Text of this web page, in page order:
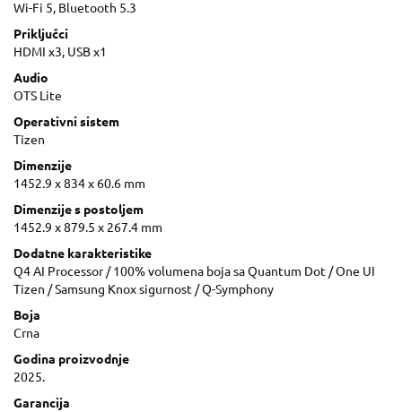
Wi-Fi 5, Bluetooth 5.3
Priključci
HDMI x3, USB x1
Audio
OTS Lite
Operativni sistem
Tizen
Dimenzije
1452.9 x 834 x 60.6 mm
Dimenzije s postoljem
1452.9 x 879.5 x 267.4 mm
Dodatne karakteristike
Q4 AI Processor / 100% volumena boja sa Quantum Dot / One UI
Tizen / Samsung Knox sigurnost / Q-Symphony
Boja
Crna
Godina proizvodnje
2025.
Garancija